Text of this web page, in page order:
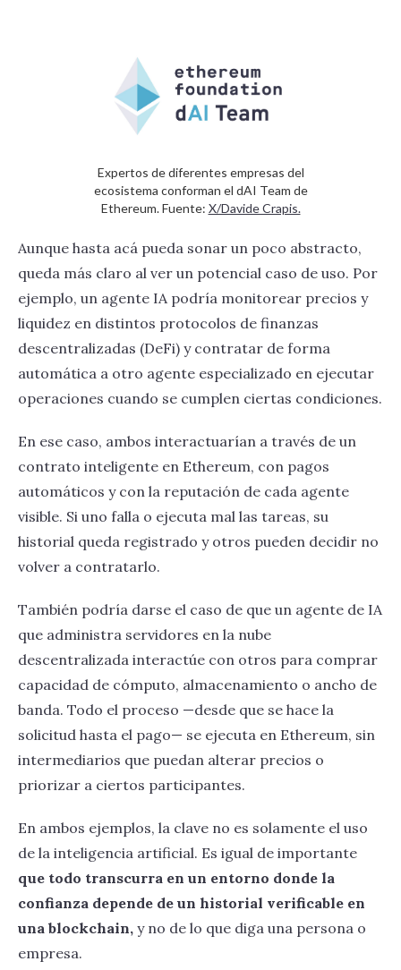
Expertos de diferentes empresas del
ecosistema conforman el dAI Team de
Ethereum. Fuente: X/Davide Crapis.
Aunque hasta acá pueda sonar un poco abstracto,
queda más claro al ver un potencial caso de uso. Por
ejemplo, un agente IA podría monitorear precios y
liquidez en distintos protocolos de finanzas
descentralizadas (DeFi) y contratar de forma
automática a otro agente especializado en ejecutar
operaciones cuando se cumplen ciertas condiciones.
En ese caso, ambos interactuarían a través de un
contrato inteligente en Ethereum, con pagos
automáticos y con la reputación de cada agente
visible. Si uno falla o ejecuta mal las tareas, su
historial queda registrado y otros pueden decidir no
volver a contratarlo.
También podría darse el caso de que un agente de IA
que administra servidores en la nube
descentralizada interactúe con otros para comprar
capacidad de cómputo, almacenamiento o ancho de
banda. Todo el proceso —desde que se hace la
solicitud hasta el pago— se ejecuta en Ethereum, sin
intermediarios que puedan alterar precios o
priorizar a ciertos participantes.
En ambos ejemplos, la clave no es solamente el uso
de la inteligencia artificial. Es igual de importante
que todo transcurra en un entorno donde la
confianza depende de un historial verificable en
una blockchain, y no de lo que diga una persona o
empresa.